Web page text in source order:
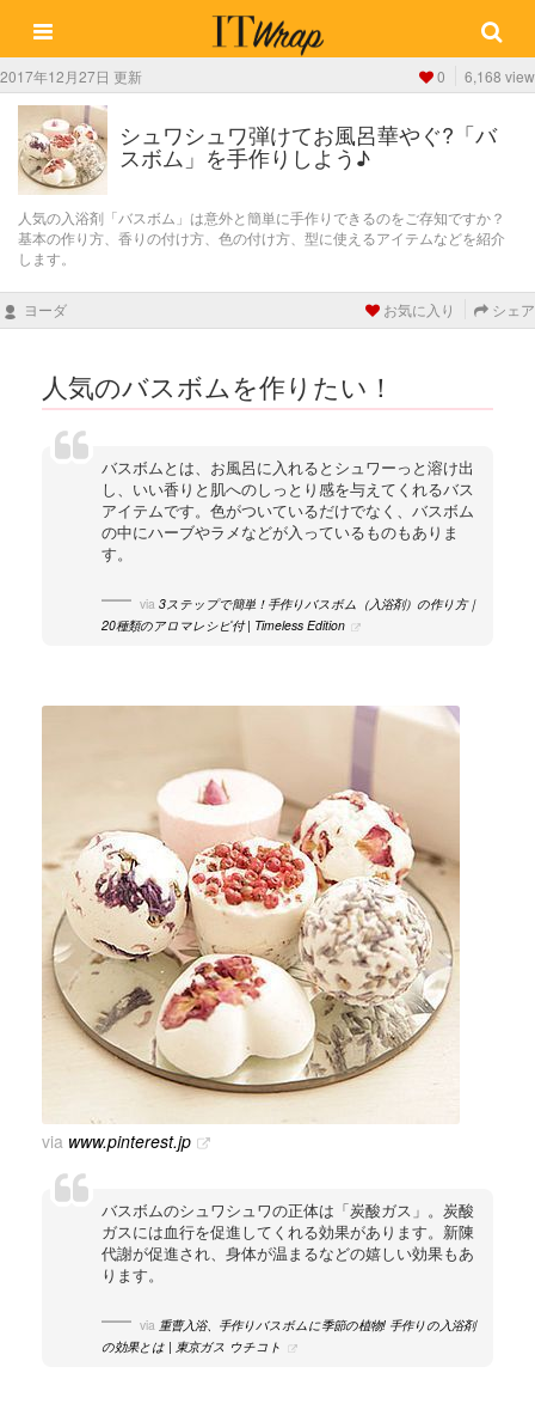
2017年12月27日 更新 0 6,168 view
シュワシュワ弾けてお風呂華やぐ?「バ
スボム」を手作りしよう♪
人気の入浴剤「バスボム」は意外と簡単に手作りできるのをご存知ですか？
基本の作り方、香りの付け方、色の付け方、型に使えるアイテムなどを紹介
します。
ヨーダ お気に入り シェア
人気のバスボムを作りたい！
バスボムとは、お風呂に入れるとシュワーっと溶け出
し、いい香りと肌へのしっとり感を与えてくれるバス
アイテムです。色がついているだけでなく、バスボム
の中にハーブやラメなどが入っているものもありま
す。
via 3ステップで簡単！手作りバスボム（入浴剤）の作り方｜
20種類のアロマレシピ付 | Timeless Edition
via www.pinterest.jp
バスボムのシュワシュワの正体は「炭酸ガス」。炭酸
ガスには血行を促進してくれる効果があります。新陳
代謝が促進され、身体が温まるなどの嬉しい効果もあ
ります。
via 重曹入浴、手作りバスボムに季節の植物! 手作りの入浴剤
の効果とは | 東京ガス ウチコト